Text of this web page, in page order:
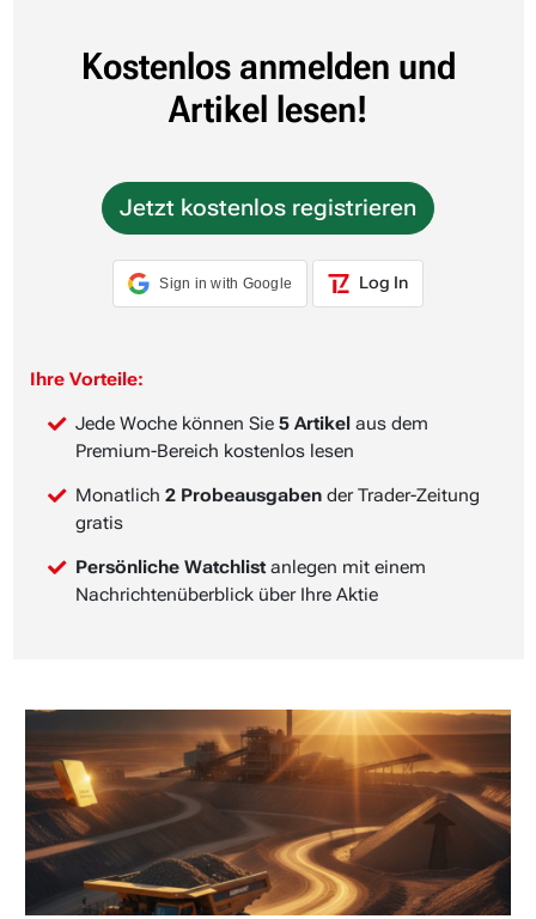
Kostenlos anmelden und
Artikel lesen!
Jetzt kostenlos registrieren
Sign in with Google Log In
Ihre Vorteile:
Jede Woche können Sie 5 Artikel aus dem
Premium-Bereich kostenlos lesen
Monatlich 2 Probeausgaben der Trader-Zeitung
gratis
Persönliche Watchlist anlegen mit einem
Nachrichtenüberblick über Ihre Aktie